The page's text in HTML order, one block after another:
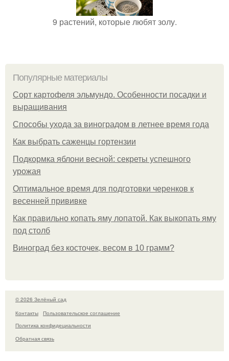
9 растений, которые любят золу.
Популярные материалы
Сорт картофеля эльмундо. Особенности посадки и
выращивания
Способы ухода за виноградом в летнее время года
Как выбрать саженцы гортензии
Подкормка яблони весной: секреты успешного
урожая
Оптимальное время для подготовки черенков к
весенней прививке
Как правильно копать яму лопатой. Как выкопать яму
под столб
Виноград без косточек, весом в 10 грамм?
© 2026 Зелёный сад
Контакты
Пользовательское соглашение
Политика конфидециальности
Обратная связь